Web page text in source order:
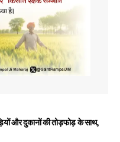
और दुकानों की तोड़फोड़ के साथ,